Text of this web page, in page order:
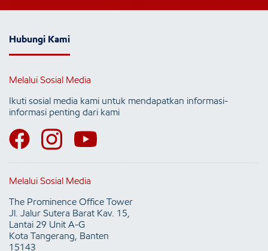
Hubungi Kami
Melalui Sosial Media
Ikuti sosial media kami untuk mendapatkan informasi-
informasi penting dari kami
Melalui Sosial Media
The Prominence Office Tower
Jl. Jalur Sutera Barat Kav. 15,
Lantai 29 Unit A-G
Kota Tangerang, Banten
15143